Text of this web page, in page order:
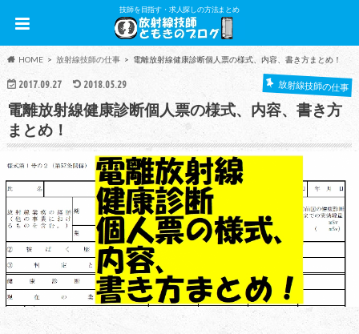
技師を目指す・求人探しの方法まとめ
HOME 放射線技師の仕事 電離放射線健康診断個人票の様式、内容、書き方まとめ！
2017.09.27 2018.05.29 放射線技師の仕事
電離放射線健康診断個人票の様式、内容、書き方
まとめ！